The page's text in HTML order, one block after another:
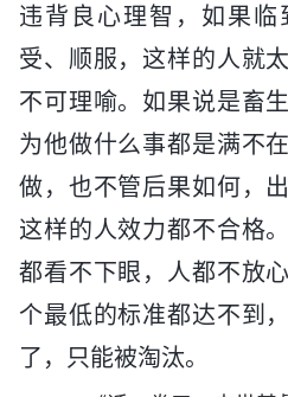
违背良心理智，如果
受、顺服，这样的人就
不可理喻。如果说是畜
为他做什么事都是满不
做，也不管后果如何，
这样的人效力都不合格
都看不下眼，人都不放
个最低的标准都达不到
了，只能被淘汰。